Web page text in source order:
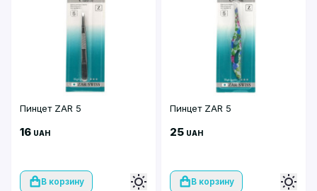
Пинцет ZAR 5
16 UAH
В корзину
Пинцет ZAR 5
25 UAH
В корзину